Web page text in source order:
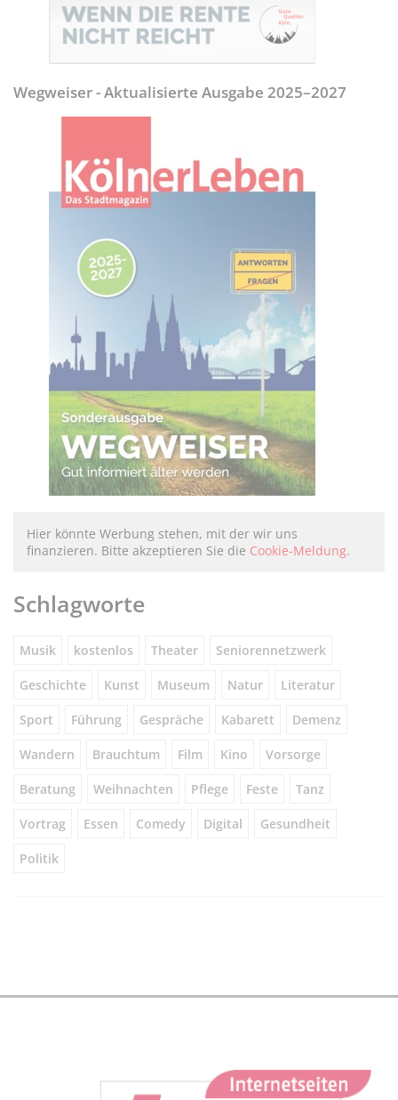
Wegweiser - Aktualisierte Ausgabe 2025–2027
Hier könnte Werbung stehen, mit der wir uns
finanzieren. Bitte akzeptieren Sie die Cookie-Meldung.
Schlagworte
Musik kostenlos Theater Seniorennetzwerk
Geschichte Kunst Museum Natur Literatur
Sport Führung Gespräche Kabarett Demenz
Wandern Brauchtum Film Kino Vorsorge
Beratung Weihnachten Pflege Feste Tanz
Vortrag Essen Comedy Digital Gesundheit
Politik